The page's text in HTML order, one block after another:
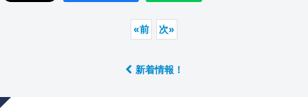
«前 次»
新着情報！